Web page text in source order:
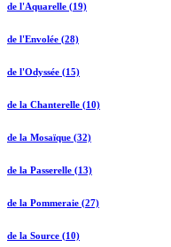
de l'Aquarelle (19)
de l'Envolée (28)
de l'Odyssée (15)
de la Chanterelle (10)
de la Mosaïque (32)
de la Passerelle (13)
de la Pommeraie (27)
de la Source (10)